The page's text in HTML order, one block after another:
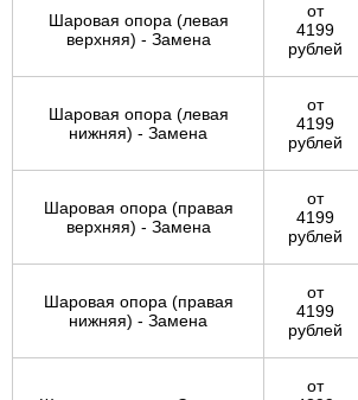
Шаровая опора (левая
верхняя) - Замена
от
4199
рублей
Шаровая опора (левая
нижняя) - Замена
от
4199
рублей
Шаровая опора (правая
верхняя) - Замена
от
4199
рублей
Шаровая опора (правая
нижняя) - Замена
от
4199
рублей
от